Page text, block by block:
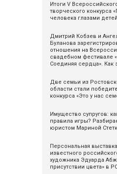
Итоги V
творческого конкурса
человека глазами
Дмитрий Кобзев и
Буланова
отношения на
свадебном фестивале
Соединяя сердца». Как
Две семьи из
области стали
конкурса «Это у нас
Имущество супругов:
правила игры?
юристом Мариной
Персональная выставка
известного
художника Эдуарда
присутствии цвета» в